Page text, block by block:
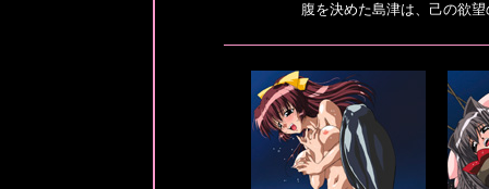
腹を決めた島津は、己の欲